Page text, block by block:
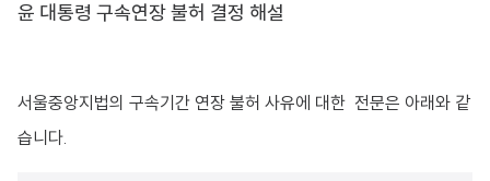
윤 대통령 구속연장 불허 결정 해설
서울중앙지법의 구속기간 연장 불허 사유에 대한 전문은 아래와 같
습니다.